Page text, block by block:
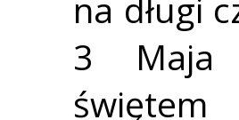
na długi
3 Maja